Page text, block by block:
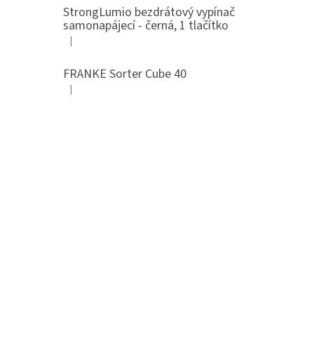
StrongLumio bezdrátový vypínač
samonapájecí - černá, 1 tlačítko
Hodnocení produktu je 4 z 5 hvězdiček.
|
FRANKE Sorter Cube 40
Hodnocení produktu je 3 z 5 hvězdiček.
|